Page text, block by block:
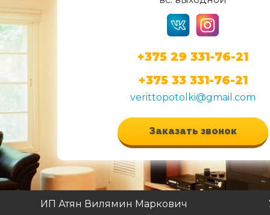
+375 29 331-76-21
+375 33 331-76-21
verittopotolki@gmail.com
Заказать звонок
ИП Атян Вилямин Маркович